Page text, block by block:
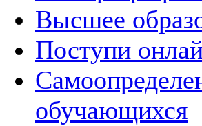
Высшее
Поступи
обучающихся